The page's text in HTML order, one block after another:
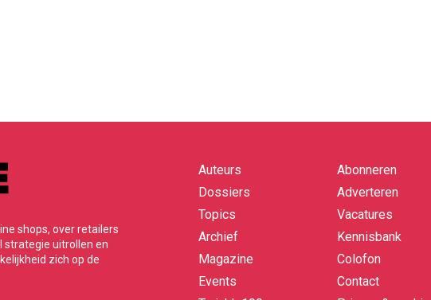
shops, over retailers
strategie uitrollen en
zich op de
Quick
links
Auteurs
Dossiers
Topics
Archief
Magazine
Events
Abonneren
Adverteren
Vacatures
Kennisbank
Colofon
Contact